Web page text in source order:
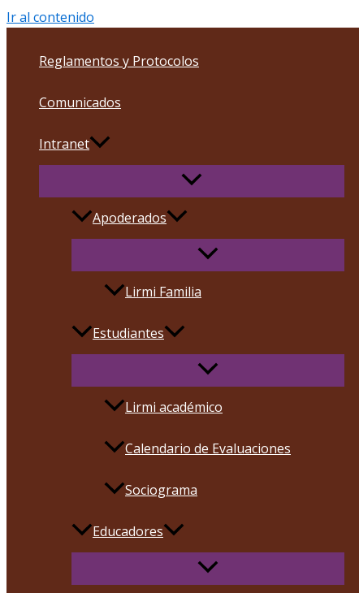
Ir al contenido
Reglamentos y Protocolos
Comunicados
Intranet
Apoderados
Lirmi Familia
Estudiantes
Lirmi académico
Calendario de Evaluaciones
Sociograma
Educadores